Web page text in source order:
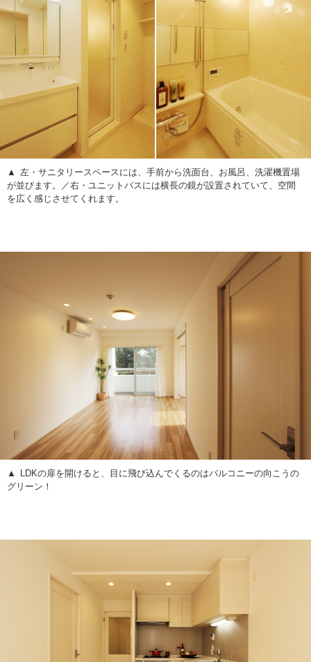
左・サニタリースペースには、手前から洗面台、お風呂、洗濯機置場
が並びます。／右・ユニットバスには横長の鏡が設置されていて、空間
を広く感じさせてくれます。
LDKの扉を開けると、目に飛び込んでくるのはバルコニーの向こうの
グリーン！